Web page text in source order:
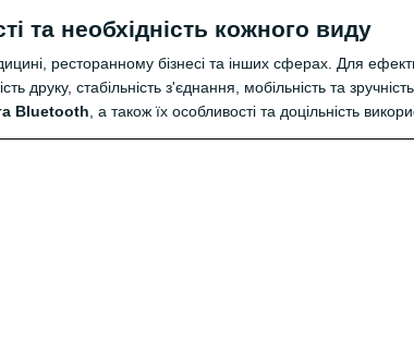
та необхідність кожного виду
ресторанному бізнесі та інших сферах. Для
стабільність з'єднання, мобільність та
Bluetooth, а також їх особливості та доцільність